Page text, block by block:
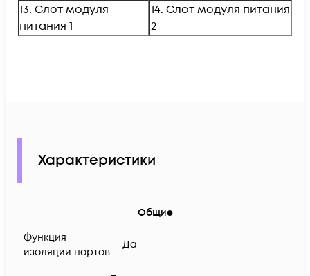
13. Слот модуля
питания 1
14. Слот модуля питания
2
Характеристики
Общие
Функция
изоляции портов
Да